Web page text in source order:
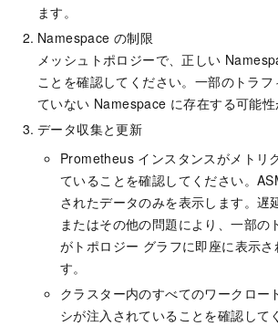
ます。
Namespace の制限
メッシュトポロジーで、正しい
ことを確認してください。一部のトラ
ていない Namespace に存在する可能性
データ収集と更新
Prometheus インスタンスがメトリ
ていることを確認してください。
されたデータのみを表示します。遅
またはその他の問題により、一部の
がトポロジー グラフに即座に表示さ
す。
クラスター内のすべてのワークロー
シが注入されていることを確認して